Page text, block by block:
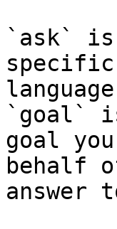
`ask` is
`goal`
goal
behalf
answer